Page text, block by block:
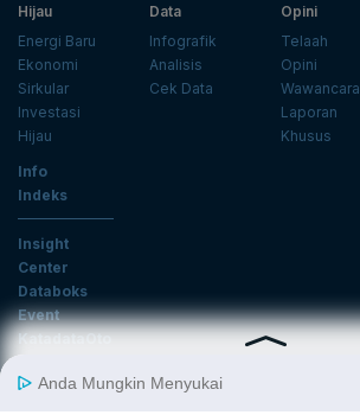
Hijau
Energi Baru
Ekonomi
Sirkular
Investasi
Hijau
Data
Infografik
Analisis
Cek Data
Opini
Telaah
Opini
Wawancara
Laporan
Khusus
Info
Indeks
Insight
Center
Databoks
Event
KatadataOto